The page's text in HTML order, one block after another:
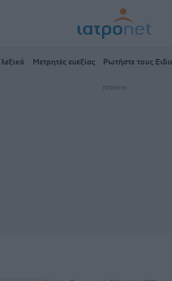
λεξικό Μετρητές ευεξίας Ρωτήστε τους